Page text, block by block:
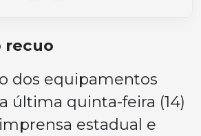
recuo
dos equipamentos
última quinta-feira (14)
estadual e